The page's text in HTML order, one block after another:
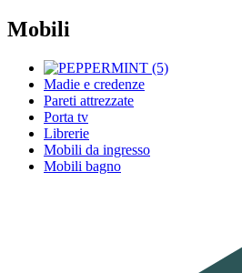
Mobili
Madie e credenze
Pareti attrezzate
Porta tv
Librerie
Mobili da ingresso
Mobili bagno